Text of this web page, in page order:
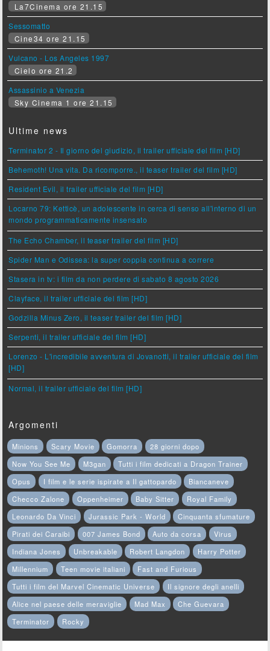
La7Cinema ore 21.15
Sessomatto
Cine34 ore 21.15
Vulcano - Los Angeles 1997
Cielo ore 21.2
Assassinio a Venezia
Sky Cinema 1 ore 21.15
Ultime news
Terminator 2 - Il giorno del giudizio, il trailer ufficiale del film [HD]
Behemoth! Una vita. Da ricomporre., il teaser trailer del film [HD]
Resident Evil, il trailer ufficiale del film [HD]
Locarno 79: Ketticè, un adolescente in cerca di senso all'interno di un
mondo programmaticamente insensato
The Echo Chamber, il teaser trailer del film [HD]
Spider Man e Odissea: la super coppia continua a correre
Stasera in tv: i film da non perdere di sabato 8 agosto 2026
Clayface, il trailer ufficiale del film [HD]
Godzilla Minus Zero, il teaser trailer del film [HD]
Serpenti, il trailer ufficiale del film [HD]
Lorenzo - L'incredibile avventura di Jovanotti, il trailer ufficiale del film
[HD]
Normal, il trailer ufficiale del film [HD]
Argomenti
Minions Scary Movie Gomorra
28 giorni dopo
Now You See Me
M3gan
Tutti i film dedicati a Dragon Trainer
Opus
I film e le serie ispirate a Il gattopardo
Biancaneve
Checco Zalone
Oppenheimer Baby Sitter
Royal Family
Leonardo Da Vinci
Jurassic Park - World
Cinquanta sfumature
Pirati dei Caraibi
007 James Bond Auto da corsa
Virus
Indiana Jones
Unbreakable Robert Langdon
Harry Potter
Millennium
Teen movie italiani
Fast and Furious
Tutti i film del Marvel Cinematic Universe
Il signore degli anelli
Alice nel paese delle meraviglie
Mad Max
Che Guevara
Terminator
Rocky